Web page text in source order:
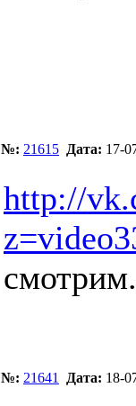
№: 21615 Дата: 17-
http://
№: 21641 Дата: 18-